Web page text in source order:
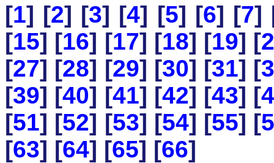
[1] [2] [3] [4] [5] [6] [7]
[15] [16] [17] [18] [19] [
[27] [28] [29] [30] [31] [
[39] [40] [41] [42] [43] [
[51] [52] [53] [54] [55] [
[63] [64] [65] [66]